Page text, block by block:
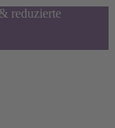
reduzierte